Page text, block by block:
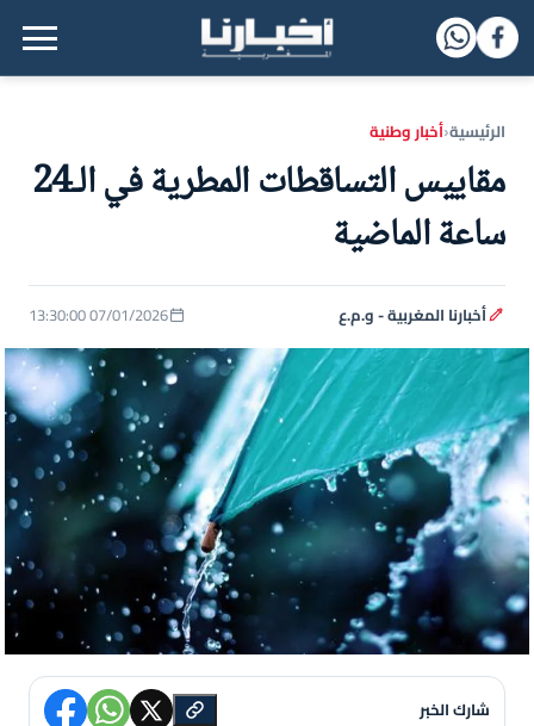
القائمة الرئيسية
الرئيسية‹أخبار وطنية
مقاييس التساقطات المطرية في الـ24
ساعة الماضية
أخبارنا المغربية - و.م.ع 07/01/2026 13:30:00
شارك الخبر